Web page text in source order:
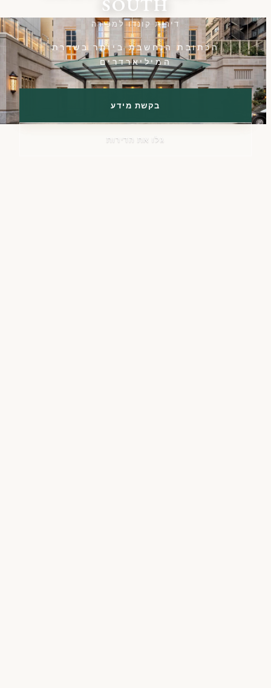
דירות קונדו למכירה
הכתובת הנחשבת ביותר בשדרת
המיליארדרים
בקשת מידע
גלו את הדירות